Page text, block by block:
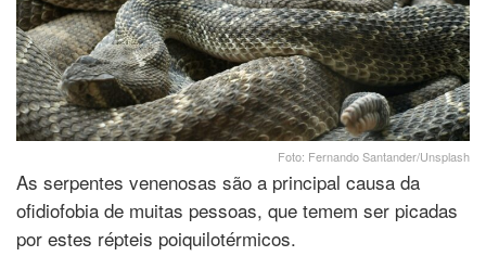
Foto: Fernando Santander/Unsplash
As serpentes venenosas são a principal causa da
ofidiofobia de muitas pessoas, que temem ser picadas
por estes répteis poiquilotérmicos.